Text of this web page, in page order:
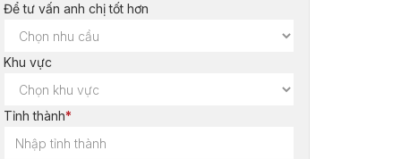
Để tư vấn anh chị tốt hơn
Khu vực
Tỉnh thành*